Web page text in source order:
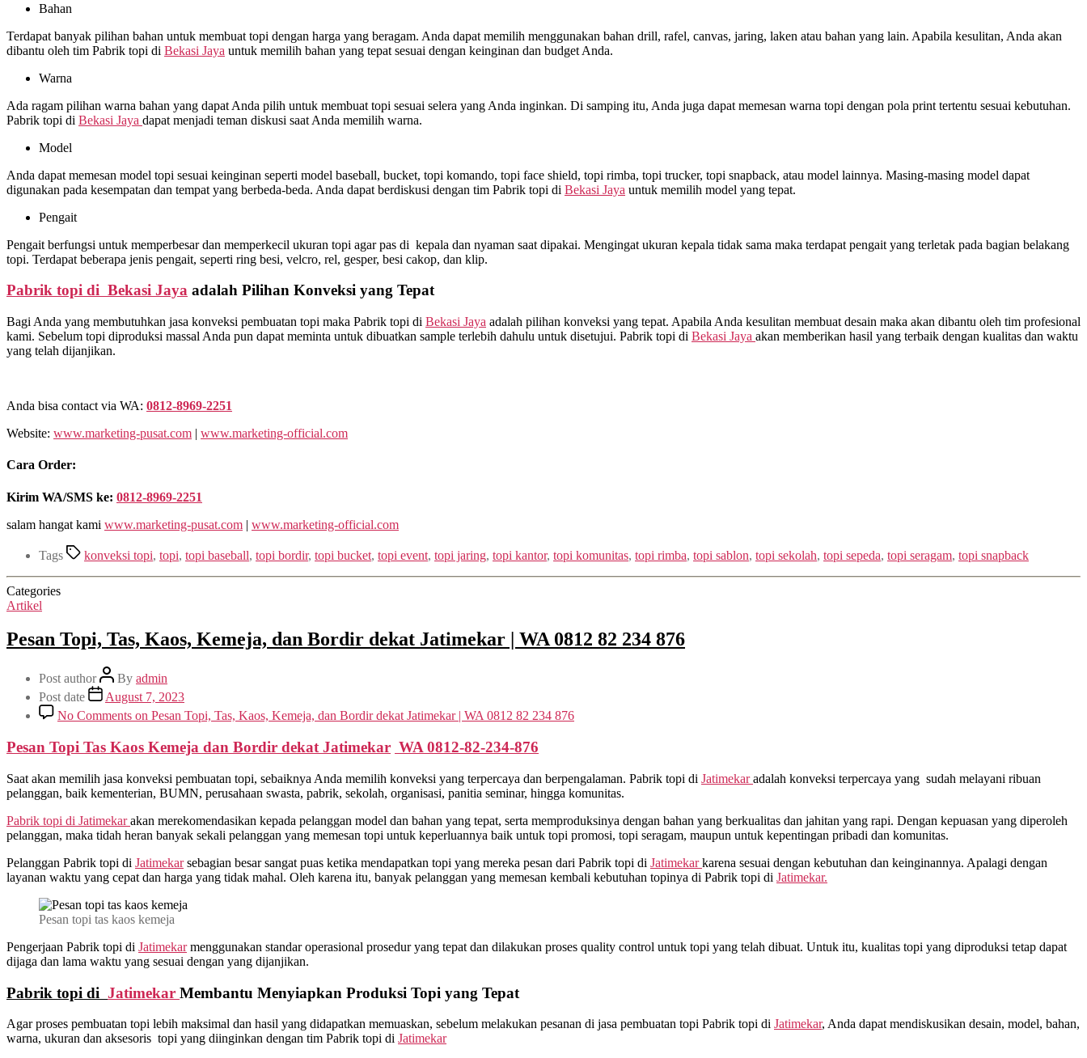
Bahan
Terdapat banyak pilihan bahan untuk membuat topi dengan harga yang beragam. Anda dapat memilih menggunakan bahan drill, rafel, canvas, jaring, laken atau bahan yang lain. Apabila kesulitan, Anda akan
dibantu oleh tim Pabrik topi di Bekasi Jaya untuk memilih bahan yang tepat sesuai dengan keinginan dan budget Anda.
Warna
Ada ragam pilihan warna bahan yang dapat Anda pilih untuk membuat topi sesuai selera yang Anda inginkan. Di samping itu, Anda juga dapat memesan warna topi dengan pola print tertentu sesuai kebutuhan.
Pabrik topi di Bekasi Jaya dapat menjadi teman diskusi saat Anda memilih warna.
Model
Anda dapat memesan model topi sesuai keinginan seperti model baseball, bucket, topi komando, topi face shield, topi rimba, topi trucker, topi snapback, atau model lainnya. Masing-masing model dapat
digunakan pada kesempatan dan tempat yang berbeda-beda. Anda dapat berdiskusi dengan tim Pabrik topi di Bekasi Jaya untuk memilih model yang tepat.
Pengait
Pengait berfungsi untuk memperbesar dan memperkecil ukuran topi agar pas di kepala dan nyaman saat dipakai. Mengingat ukuran kepala tidak sama maka terdapat pengait yang terletak pada bagian belakang
topi. Terdapat beberapa jenis pengait, seperti ring besi, velcro, rel, gesper, besi cakop, dan klip.
Pabrik topi di Bekasi Jaya adalah Pilihan Konveksi yang Tepat
Bagi Anda yang membutuhkan jasa konveksi pembuatan topi maka Pabrik topi di Bekasi Jaya adalah pilihan konveksi yang tepat. Apabila Anda kesulitan membuat desain maka akan dibantu oleh tim profesional
kami. Sebelum topi diproduksi massal Anda pun dapat meminta untuk dibuatkan sample terlebih dahulu untuk disetujui. Pabrik topi di Bekasi Jaya akan memberikan hasil yang terbaik dengan kualitas dan waktu
yang telah dijanjikan.
Anda bisa contact via WA: 0812-8969-2251
Website: www.marketing-pusat.com | www.marketing-official.com
Cara Order:
Kirim WA/SMS ke: 0812-8969-2251
salam hangat kami www.marketing-pusat.com | www.marketing-official.com
Tags konveksi topi, topi, topi baseball, topi bordir, topi bucket, topi event, topi jaring, topi kantor, topi komunitas, topi rimba, topi sablon, topi sekolah, topi sepeda, topi seragam, topi snapback
Categories
Artikel
Pesan Topi, Tas, Kaos, Kemeja, dan Bordir dekat Jatimekar | WA 0812 82 234 876
Post author By admin
Post date
August 7, 2023
No Comments on Pesan Topi, Tas, Kaos, Kemeja, dan Bordir dekat Jatimekar | WA 0812 82 234 876
Pesan Topi Tas Kaos Kemeja dan Bordir dekat Jatimekar WA 0812-82-234-876
Saat akan memilih jasa konveksi pembuatan topi, sebaiknya Anda memilih konveksi yang terpercaya dan berpengalaman. Pabrik topi di Jatimekaradalah konveksi terpercaya yang sudah melayani ribuan
pelanggan, baik kementerian, BUMN, perusahaan swasta, pabrik, sekolah, organisasi, panitia seminar, hingga komunitas.
Pabrik topi di Jatimekarakan merekomendasikan kepada pelanggan model dan bahan yang tepat, serta memproduksinya dengan bahan yang berkualitas dan jahitan yang rapi. Dengan kepuasan yang diperoleh
pelanggan, maka tidah heran banyak sekali pelanggan yang memesan topi untuk keperluannya baik untuk topi promosi, topi seragam, maupun untuk kepentingan pribadi dan komunitas.
Pelanggan Pabrik topi di Jatimekarsebagian besar sangat puas ketika mendapatkan topi yang mereka pesan dari Pabrik topi di Jatimekar karena sesuai dengan kebutuhan dan keinginannya. Apalagi dengan
layanan waktu yang cepat dan harga yang tidak mahal. Oleh karena itu, banyak pelanggan yang memesan kembali kebutuhan topinya di Pabrik topi di Jatimekar.
Pesan topi tas kaos kemeja
Pengerjaan Pabrik topi di Jatimekarmenggunakan standar operasional prosedur yang tepat dan dilakukan proses quality control untuk topi yang telah dibuat. Untuk itu, kualitas topi yang diproduksi tetap dapat
dijaga dan lama waktu yang sesuai dengan yang dijanjikan.
Pabrik topi di Jatimekar Membantu Menyiapkan Produksi Topi yang Tepat
Agar proses pembuatan topi lebih maksimal dan hasil yang didapatkan memuaskan, sebelum melakukan pesanan di jasa pembuatan topi Pabrik topi di Jatimekar, Anda dapat mendiskusikan desain, model, bahan,
warna, ukuran dan aksesoris topi yang diinginkan dengan tim Pabrik topi di Jatimekar